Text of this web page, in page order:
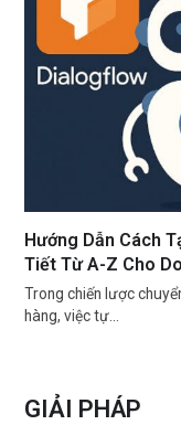
Hướng Dẫn Cách
Tiết Từ A-Z Cho
Trong chiến lược
hàng, việc tự…
GIẢI PHÁP